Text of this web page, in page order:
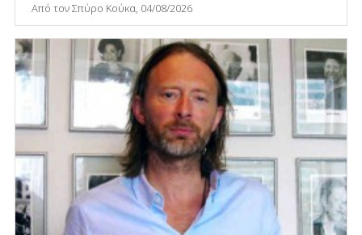
Από τον Σπύρο Κούκα, 04/08/2026